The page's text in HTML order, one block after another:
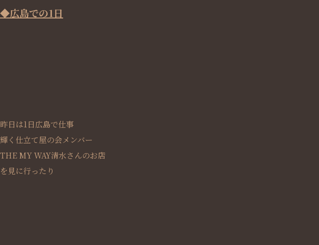
◆広島での1日
昨日は1日広島で仕事
輝く仕立て屋の会メンバー
THE MY WAY清水さんのお店
を見に行ったり